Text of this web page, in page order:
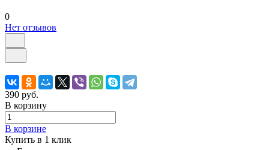
0
Нет отзывов
390 руб.
В корзину
В корзине
Купить в 1 клик